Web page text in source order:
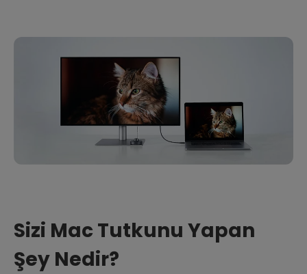
Sizi Mac Tutkunu Yapan
Şey Nedir?